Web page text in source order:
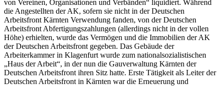
von Vereinen, Organisationen und Verbänden“ liquidiert. Während
die Angestellten der AK, sofern sie nicht in der Deutschen
Arbeitsfront Kärnten Verwendung fanden, von der Deutschen
Arbeitsfront Abfertigungszahlungen (allerdings nicht in der vollen
Höhe) erhielten, wurde das Vermögen und die Immobilien der AK
der Deutschen Arbeitsfront gegeben. Das Gebäude der
Arbeiterkammer in Klagenfurt wurde zum nationalsozialistischen
„Haus der Arbeit“, in der nun die Gauverwaltung Kärnten der
Deutschen Arbeitsfront ihren Sitz hatte. Erste Tätigkeit als Leiter der
Deutschen Arbeitsfront in Kärnten war die Erneuerung und